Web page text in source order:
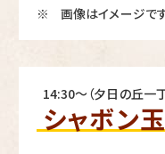
※
画像はイメージで
14:30～（夕日の丘一
シャボン